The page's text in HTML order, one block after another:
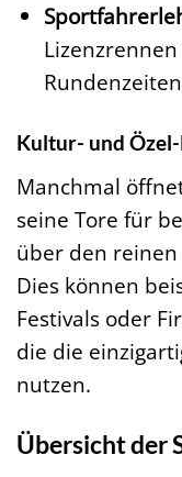
Kultur- und
Manchmal
seine Tore für
über den
Dies können
Festivals oder
die die
nutzen.
Übersicht der